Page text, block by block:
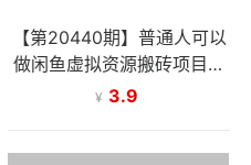
【第20440期】普通人可以
做闲鱼虚拟资源搬砖项目，
低成本副业轻松月收益万
¥ 3.9